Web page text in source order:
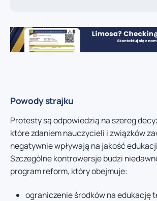
Powody strajku
Protesty są odpowiedzią na szereg
które zdaniem nauczycieli i związków
negatywnie wpływają na jakość
Szczególne kontrowersje budzi
program reform, który obejmuje:
ograniczenie środków na edukację